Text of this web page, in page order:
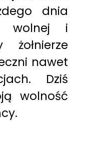
dnia
wolnej i
żołnierze
nawet
Dziś
wolność